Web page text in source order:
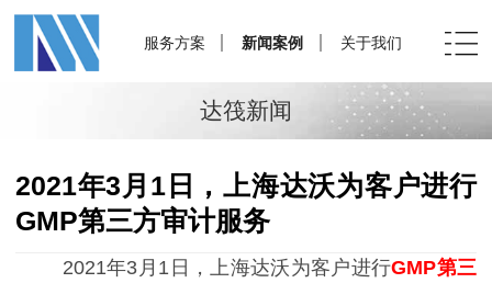
服务方案 新闻案例 关于我们
达筏新闻
2021年3月1日，上海达沃为客户进行
GMP第三方审计服务
2021年3月1日，上海达沃为客户进行GMP第三